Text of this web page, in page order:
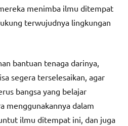
menimba ilmu ditempat
terwujudnya lingkungan
bantuan tenaga darinya,
segera terselesaikan, agar
bangsa yang belajar
menggunakannya dalam
ilmu ditempat ini, dan juga